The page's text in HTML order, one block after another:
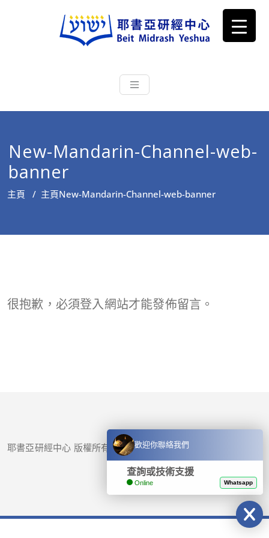
耶書亞研經中心
根源明白聖經，成為更好的門徒
New-Mandarin-Channel-web-
banner
主頁 / 主頁New-Mandarin-Channel-web-banner
很抱歉，必須登入網站才能發佈留言。
耶書亞研經中心 版權所有 © 2017-2026
歡迎你聯絡我們
查詢或技術支援
Online Whatsapp